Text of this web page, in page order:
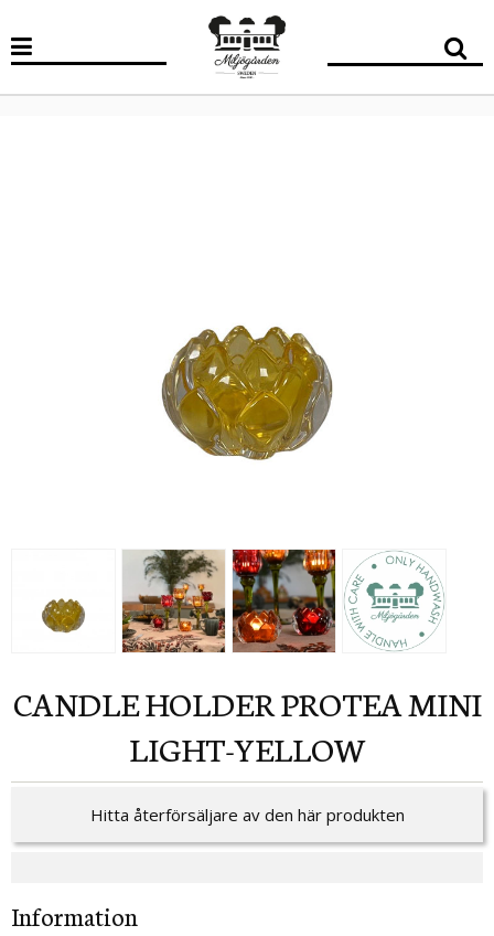
CANDLE HOLDER PROTEA MINI
LIGHT-YELLOW
Hitta återförsäljare av den här produkten
Information